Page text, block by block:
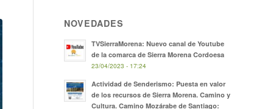
NOVEDADES
TVSierraMorena: Nuevo canal de Youtube
de la comarca de Sierra Morena Cordoesa
23/04/2023 - 17:24
Actividad de Senderismo: Puesta en valor
de los recursos de Sierra Morena. Camino y
Cultura. Camino Mozárabe de Santiago: